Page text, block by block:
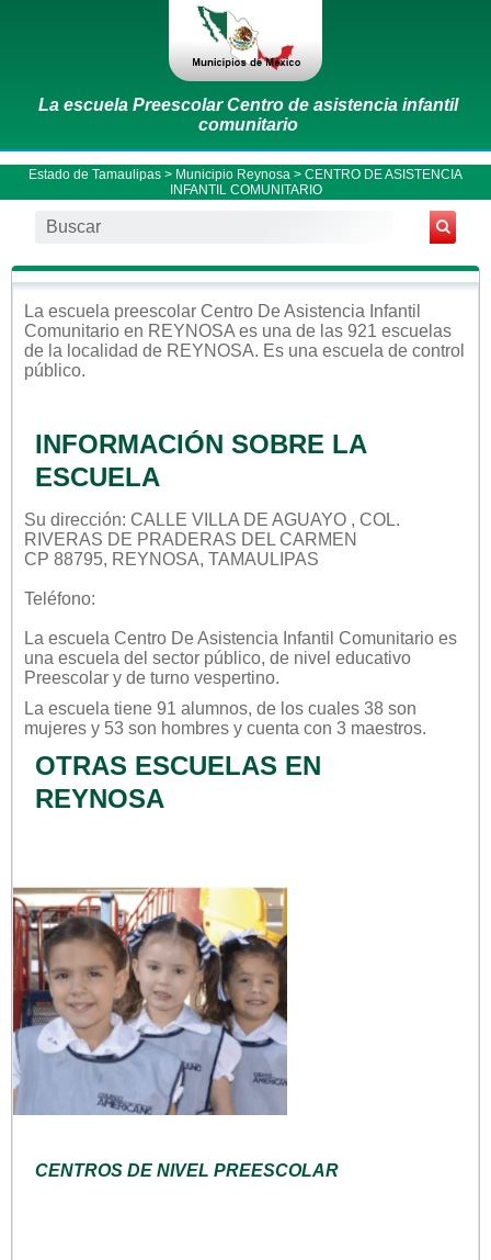
La escuela Preescolar Centro de asistencia infantil
comunitario
Estado de Tamaulipas > Municipio Reynosa > CENTRO DE ASISTENCIA
INFANTIL COMUNITARIO
La escuela preescolar Centro De Asistencia Infantil
Comunitario en REYNOSA es una de las 921 escuelas
de la localidad de REYNOSA. Es una escuela de control
público.
INFORMACIÓN SOBRE LA
ESCUELA
Su dirección: CALLE VILLA DE AGUAYO , COL.
RIVERAS DE PRADERAS DEL CARMEN
CP 88795, REYNOSA, TAMAULIPAS
Teléfono:
La escuela Centro De Asistencia Infantil Comunitario es
una escuela del sector público, de nivel educativo
Preescolar y de turno vespertino.
La escuela tiene 91 alumnos, de los cuales 38 son
mujeres y 53 son hombres y cuenta con 3 maestros.
OTRAS ESCUELAS EN
REYNOSA
CENTROS DE NIVEL PREESCOLAR